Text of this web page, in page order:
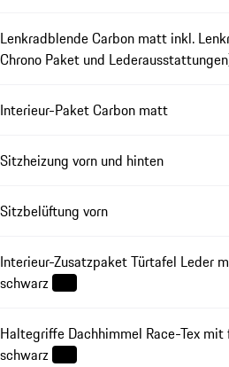
Lenkradblende Carbon matt inkl.
Chrono Paket und
Interieur-Paket Carbon matt
Sitzheizung vorn und hinten
Sitzbelüftung vorn
Interieur-Zusatzpaket Türtafel Leder
schwarz
Haltegriffe Dachhimmel Race-Tex
schwarz